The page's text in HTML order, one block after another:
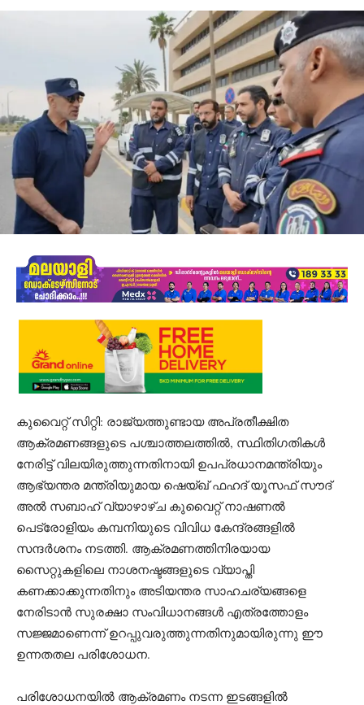
കുവൈറ്റ് സിറ്റി: രാജ്യത്തുണ്ടായ അപ്രതീക്ഷിത
ആക്രമണങ്ങളുടെ പശ്ചാത്തലത്തിൽ, സ്ഥിതിഗതികൾ
നേരിട്ട് വിലയിരുത്തുന്നതിനായി ഉപപ്രധാനമന്ത്രിയും
ആഭ്യന്തര മന്ത്രിയുമായ ഷെയ്ഖ് ഫഹദ് യൂസഫ് സൗദ്
അൽ സബാഹ് വ്യാഴാഴ്ച കുവൈറ്റ് നാഷണൽ
പെട്രോളിയം കമ്പനിയുടെ വിവിധ കേന്ദ്രങ്ങളിൽ
സന്ദർശനം നടത്തി. ആക്രമണത്തിനിരയായ
സൈറ്റുകളിലെ നാശനഷ്ടങ്ങളുടെ വ്യാപ്തി
കണക്കാക്കുന്നതിനും അടിയന്തര സാഹചര്യങ്ങളെ
നേരിടാൻ സുരക്ഷാ സംവിധാനങ്ങൾ എത്രത്തോളം
സജ്ജമാണെന്ന് ഉറപ്പുവരുത്തുന്നതിനുമായിരുന്നു ഈ
ഉന്നതതല പരിശോധന.
പരിശോധനയിൽ ആക്രമണം നടന്ന ഇടങ്ങളിൽ